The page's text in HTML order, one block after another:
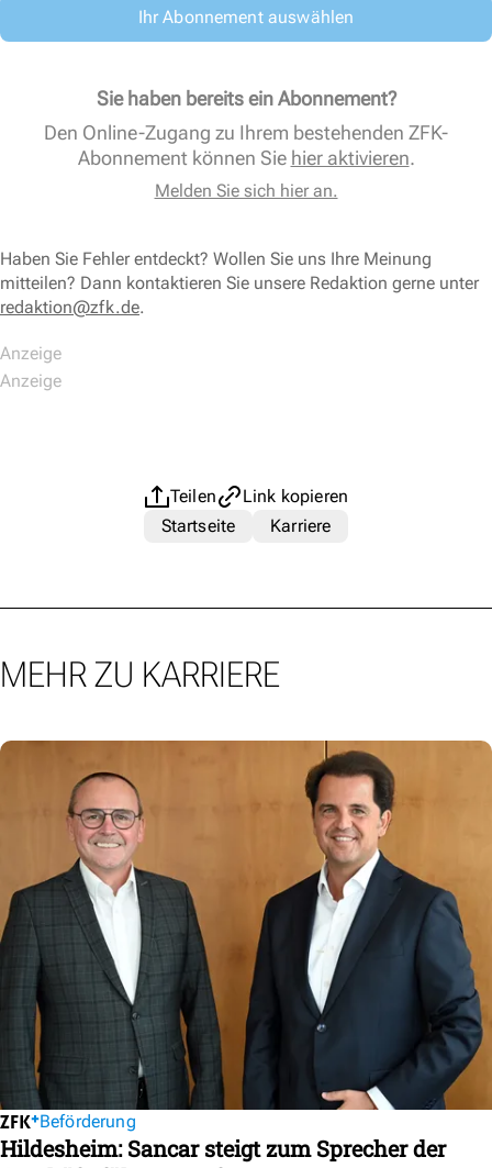
Ihr Abonnement auswählen
Sie haben bereits ein Abonnement?
Den Online-Zugang zu Ihrem bestehenden ZFK-
Abonnement können Sie hier aktivieren.
Melden Sie sich hier an.
Haben Sie Fehler entdeckt? Wollen Sie uns Ihre Meinung
mitteilen? Dann kontaktieren Sie unsere Redaktion gerne unter
redaktion@zfk.de.
Teilen
Link kopieren
Startseite
Karriere
MEHR ZU KARRIERE
Beförderung
Hildesheim: Sancar steigt zum Sprecher der